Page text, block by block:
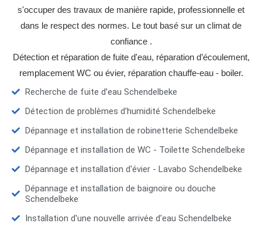
s'occuper des travaux de manière rapide, professionnelle et
dans le respect des normes. Le tout basé sur un climat de
confiance .
Détection et réparation de fuite d'eau, réparation d’écoulement,
remplacement WC ou évier, réparation chauffe-eau - boiler.
Recherche de fuite d’eau Schendelbeke
Détection de problèmes d'humidité Schendelbeke
Dépannage et installation de robinetterie Schendelbeke
Dépannage et installation de WC - Toilette Schendelbeke
Dépannage et installation d'évier - Lavabo Schendelbeke
Dépannage et installation de baignoire ou douche
Schendelbeke
Installation d'une nouvelle arrivée d'eau Schendelbeke